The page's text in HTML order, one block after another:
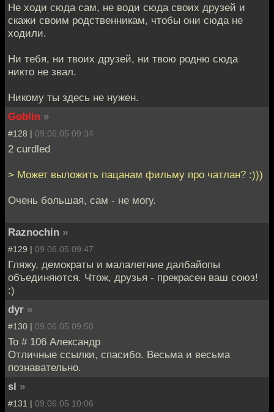
Не ходи сюда сам, не води сюда своих друзей и
скажи своим родственникам, чтобы они сюда не
ходили.
Ни тебя, ни твоих друзей, ни твою родню сюда
никто не звал.
Никому ты здесь не нужен.
Goblin »
#128 | 09.06.05 09:34
2 curdled
> Может выложить пацанам фильму про чатлан? :)))
Очень большая, сам - не могу.
Raznochin »
#129 | 09.06.05 09:47
Гляжу, демократы и малалетние далбайопы
объединяются. Чтож, друзья - прекрасен ваш союз!
:)
dyr »
#130 | 09.06.05 09:50
To # 106 Александр
Отличные ссылки, спасибо. Весьма и весьма
познавательно.
sl »
#131 | 09.06.05 10:06